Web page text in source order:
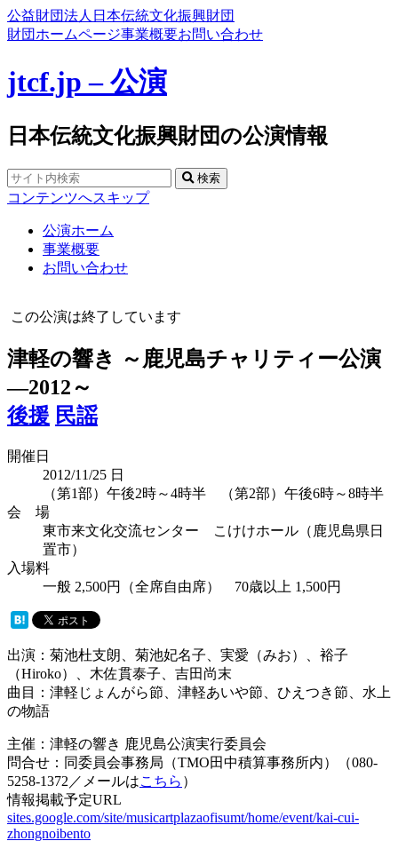
公益財団法人日本伝統文化振興財団
財団ホームページ事業概要お問い合わせ
jtcf.jp – 公演
日本伝統文化振興財団の公演情報
検索
コンテンツへスキップ
公演ホーム
事業概要
お問い合わせ
この公演は終了しています
津軽の響き ～鹿児島チャリティー公演
―2012～
後援 民謡
開催日
2012/11/25 日
（第1部）午後2時～4時半 （第2部）午後6時～8時半
会 場
東市来文化交流センター こけけホール（鹿児島県日
置市）
入場料
一般 2,500円（全席自由席） 70歳以上 1,500円
出演：菊池杜支朗、菊池妃名子、実愛（みお）、裕子
（Hiroko）、木佐貫泰子、吉田尚末
曲目：津軽じょんがら節、津軽あいや節、ひえつき節、水上
の物語
主催：津軽の響き 鹿児島公演実行委員会
問合せ：同委員会事務局（TMO田中積算事務所内）（080-
5258-1372／メールはこちら ）
情報掲載予定URL
sites.google.com/site/musicartplazaofisumt/home/event/kai-cui-
zhongnoibento